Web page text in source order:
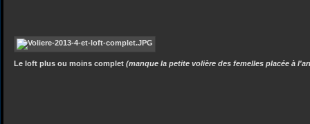
Le loft plus ou moins complet (manque la petite volière des femelles placée à